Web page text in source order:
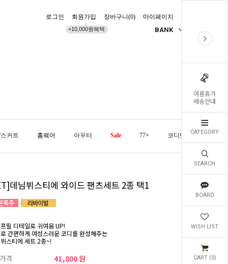
여름휴가
배송안내
CATEGORY
SEARCH
BOARD
WISH LIST
CART (0)
로그인 회원가입
+10,000원혜택
장바구니(0) 마이페이지
BANK
커트 홈웨어 아우터 Sale 77+ 코디템 오늘발송
데님뷔스티에 와이드 팬츠세트 2종 택1
릴 디테일로 귀여움 UP!
간편하게 여성스러운 코디를 완성해주는
스티에 세트 2종~!
격 41,800 원